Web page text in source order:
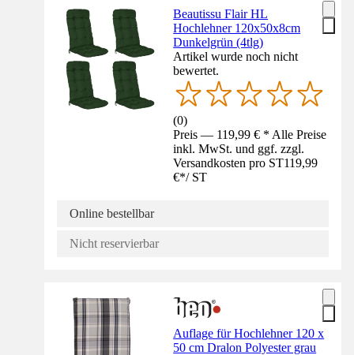
Beautissu Flair HL
Hochlehner 120x50x8cm
Dunkelgrün (4tlg)
Artikel wurde noch nicht
bewertet.
(0)
Preis — 119,99 € * Alle Preise
inkl. MwSt. und ggf. zzgl.
Versandkosten pro ST119,99
€*/ ST
Online bestellbar
Nicht reservierbar
Auflage für Hochlehner 120 x
50 cm Dralon Polyester grau